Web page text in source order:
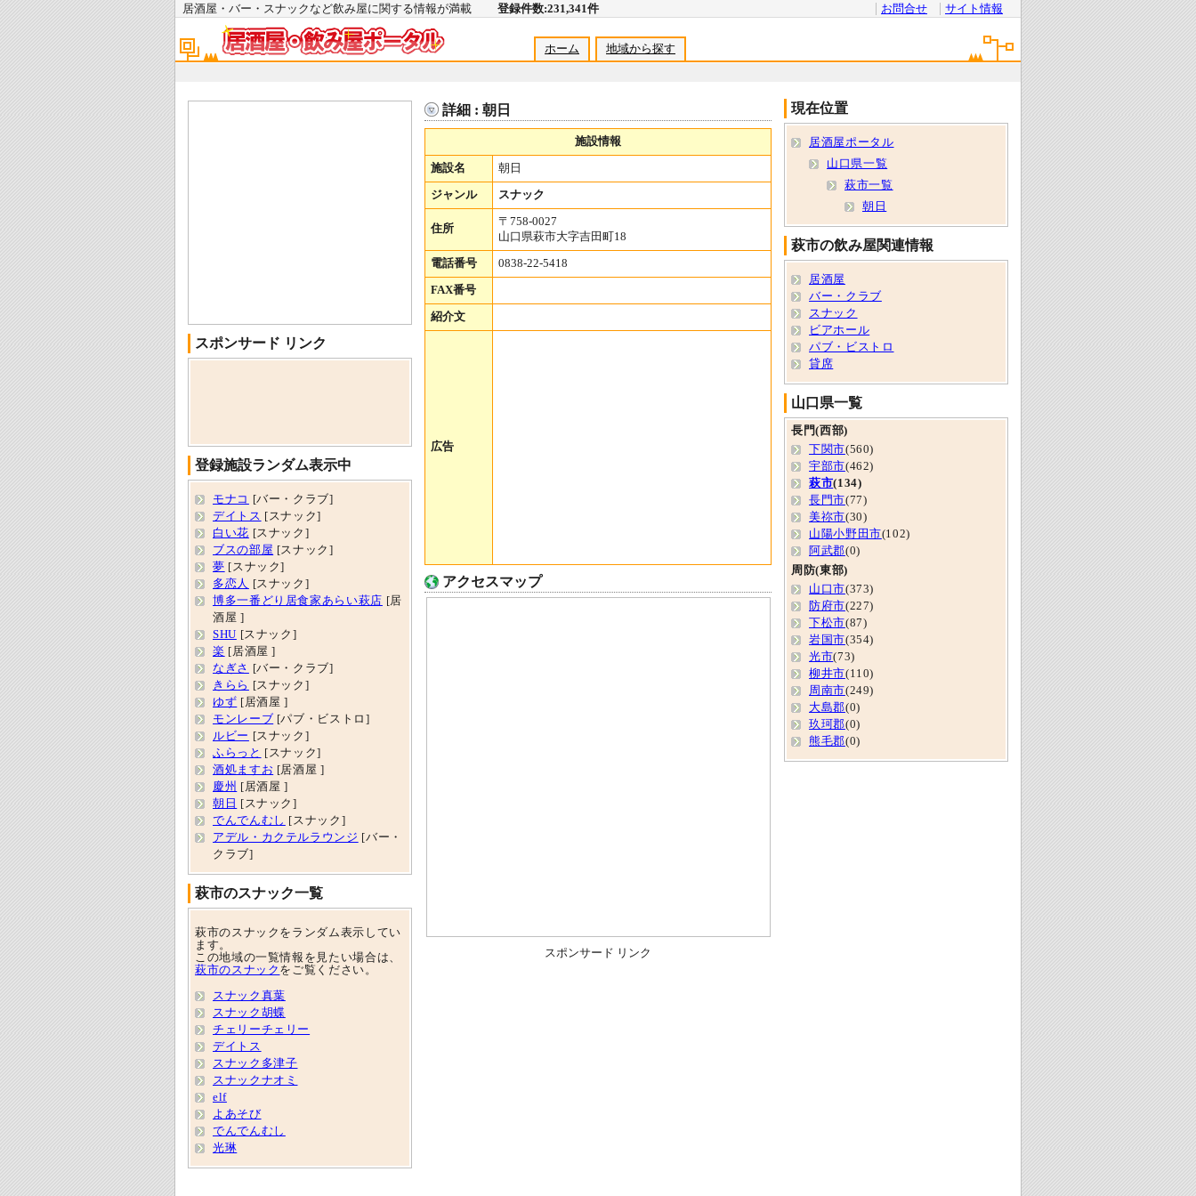
居酒屋・バー・スナックなど飲み屋に関する情報が満載 登録件数:231,341件 お問合せ サイト情報
ホーム 地域から探す
詳細 : 朝日
施設情報
施設名 朝日
ジャンル スナック
住所
〒758-0027
山口県萩市大字吉田町18
電話番号 0838-22-5418
FAX番号
紹介文
広告
アクセスマップ
スポンサード リンク
スポンサード リンク
登録施設ランダム表示中
モナコ
[バー・クラブ]
デイトス [スナック]
白い花 [スナック]
ブスの部屋 [スナック]
夢 [スナック]
多恋人
[スナック]
博多一番どり居食家あらい萩店 [居
酒屋 ]
SHU [スナック]
楽 [居酒屋 ]
なぎさ
[バー・クラブ]
きらら
[スナック]
ゆず [居酒屋 ]
モンレーブ [パブ・ビストロ]
ルビー [スナック]
ふらっと
[スナック]
酒処ますお [居酒屋 ]
慶州
[居酒屋 ]
朝日
[スナック]
でんでんむし [スナック]
アデル・カクテルラウンジ [バー・
クラブ]
萩市のスナック一覧
萩市のスナックをランダム表示してい
ます。
この地域の一覧情報を見たい場合は、
萩市のスナック をご覧ください。
スナック真葉
スナック胡蝶
チェリーチェリー
デイトス
スナック多津子
スナックナオミ
elf
よあそび
でんでんむし
光琳
現在位置
居酒屋ポータル
山口県一覧
萩市一覧
朝日
萩市の飲み屋関連情報
居酒屋
バー・クラブ
スナック
ビアホール
パブ・ビストロ
貸席
山口県一覧
長門(西部)
下関市(560)
宇部市(462)
萩市(134)
長門市(77)
美祢市(30)
山陽小野田市(102)
阿武郡(0)
周防(東部)
山口市(373)
防府市(227)
下松市(87)
岩国市(354)
光市(73)
柳井市(110)
周南市(249)
大島郡(0)
玖珂郡(0)
熊毛郡(0)